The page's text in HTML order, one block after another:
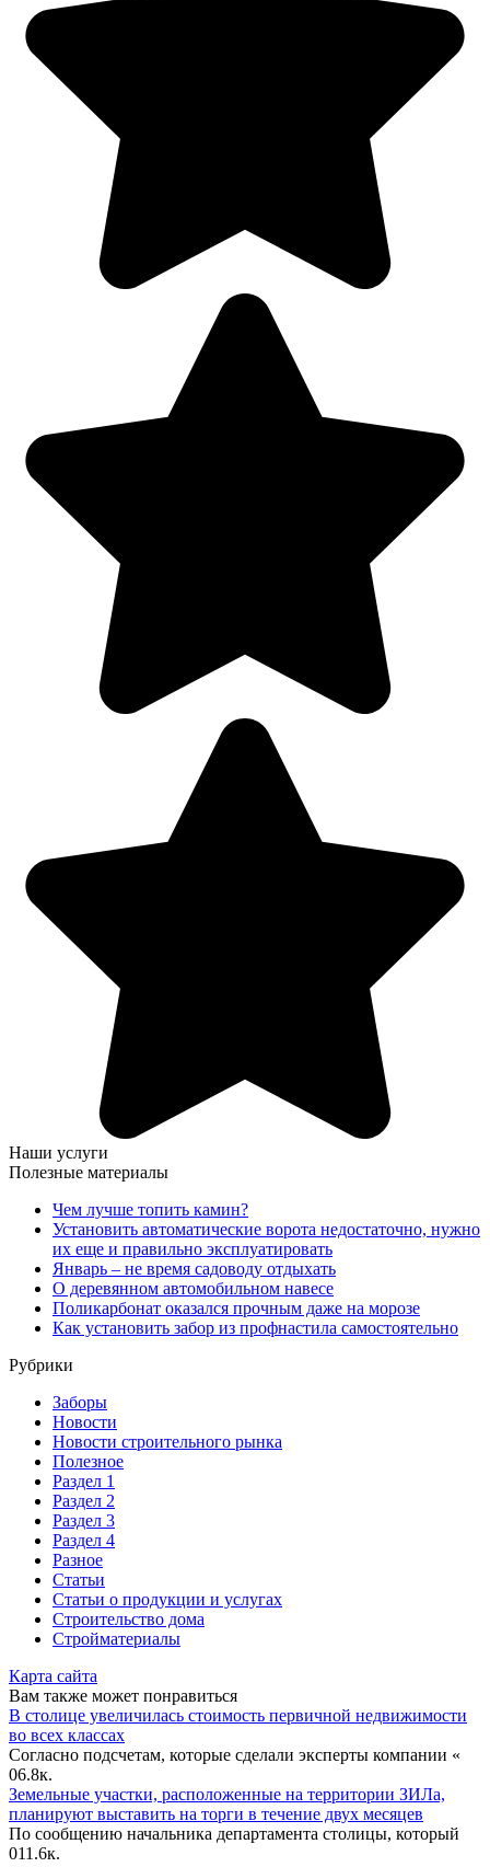
Наши услуги
Полезные материалы
Чем лучше топить камин?
Установить автоматические ворота недостаточно, нужно
их еще и правильно эксплуатировать
Январь – не время садоводу отдыхать
О деревянном автомобильном навесе
Поликарбонат оказался прочным даже на морозе
Как установить забор из профнастила самостоятельно
Рубрики
Заборы
Новости
Новости строительного рынка
Полезное
Раздел 1
Раздел 2
Раздел 3
Раздел 4
Разное
Статьи
Статьи o продукции и услугах
Строительство дома
Стройматериалы
Карта сайта
Вам также может понравиться
В столице увеличилась стоимость первичной недвижимости
во всех классах
Согласно подсчетам, которые сделали эксперты компании «
06.8к.
Земельные участки, расположенные на территории ЗИЛа,
планируют выставить на торги в течение двух месяцев
По сообщению начальника департамента столицы, который
011.6к.